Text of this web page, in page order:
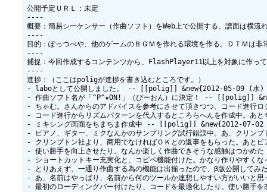
公開予定ＵＲＬ：未定
----
概要：簡易シーケンサー（作曲ソフト）をWeb上で公開する。譜面は横
----
目的：ぽっつべや、他のゲームのＢＧＭを作れる環境を作る。ＤＴＭは
----
捕捉：今回作成するコンテンツから、FlashPlayer11以上を対象に作っ
----
進捗：（ここはpoligが進捗を書き込むところです。）
- laboとして公開しました。 -- [[polig]] &new{2012-05-09 (
- 作曲ソフト名が「^P^★ON!」（ぴーおん）に決定！ -- [[polig]]
- ちゃむ。さんからのアドバイスを参考にさせて頂きつつ、コー
- コード進行からリズムパターンを代入するところらへんを作成中
- ミキシング画面をちまちま作成中 -- [[polig]] &new{2012-07-
- ピアノ、ギター、ミクなんかのサンプリング試行錯誤中。あ、ク
- クリンプトン社より、商用でなければＯＫとの返事をもらった。
- 使い勝手を向上させたり。なんか楽しく作曲できそうな感触は
- ショートカットキー充実化と、コピペ機能付けた。かなり作りや
- とりあえず、一通り作曲する為の機能は出揃ったので、β版公開
- あ、名前はやっぱり、名前から何のツールか連想しやすい方がい
- 最初のローディングバー付けたり、コードを最適化したり。使い